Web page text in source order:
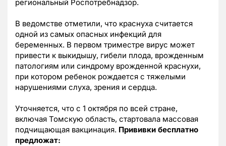
региональный Роспотребнадзор.
В ведомстве отметили, что краснуха считается
одной из самых опасных инфекций для
беременных. В первом триместре вирус может
привести к выкидышу, гибели плода, врожденным
патологиям или синдрому врожденной краснухи,
при котором ребенок рождается с тяжелыми
нарушениями слуха, зрения и сердца.
Уточняется, что с 1 октября по всей стране,
включая Томскую область, стартовала массовая
подчищающая вакцинация. Прививки бесплатно
предложат: